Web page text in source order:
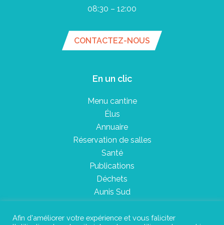
08:30 – 12:00
CONTACTEZ-NOUS
En un clic
Menu cantine
Élus
Annuaire
Réservation de salles
Santé
Publications
Déchets
Aunis Sud
Afin d'améliorer votre expérience et vous faliciter